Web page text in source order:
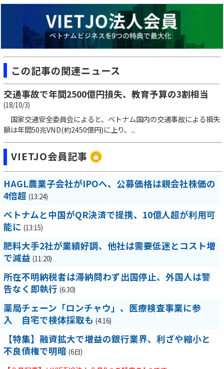
この記事の関連ニュース
交通事故で年間2500億円損失、教育予算の3割相当
(18/10/3)
国家交通安全委員会によると、ベトナム国内の交通事故による損失
額は年間50兆VND(約2450億円)に上り、...
VIETJO会員記事
HAGL農業子会社がIPOへ、公募価格は親会社株価の
4倍超 (13:24)
ベトナムと中国がQR決済で提携、10億人超が利用可
能に (13:15)
肥料大手2社が業績好調、他社は需要低迷とコスト増
で減益 (11:20)
所在不明納税者は滞納問わず出国停止、外国人は警
告なく即執行 (6:30)
薬局チェーン「ロンチャウ」、医療検査事業に参
入 自宅で検体採取も (4:16)
【特集】融資拡大で増益の銀行業界、利ざや縮小と
不良債権で明暗 (6日)